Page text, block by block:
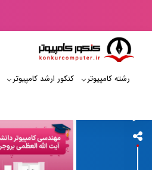
رشته کامپیوتر کنکور ارشد کامپیوتر